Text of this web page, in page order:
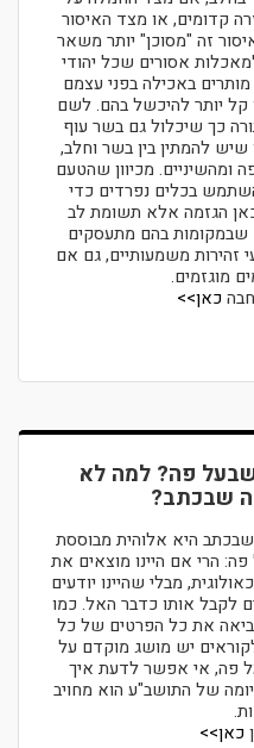
קדומים, או מצד האיסור
זה "מסוכן" יותר משאר
אסורים שכל יהודי
באכילה בפני עצמם
קל יותר להיכשל בהם. לשם
כך שיכלול גם בשר עוף
שיש להמתין בין בשר וחלב,
מכיוון שהטעם
בכלים נפרדים כדי
הגזמה אלא תשומת לב
שבמקומות בהם מתעסקים
זהירות משמעותיים, גם אם
מוגזמים.
כאן>>
פה? למה לא
שבכתב?
היא אלוהית מבוססת
הרי אם היינו מוצאים את
מבלי שהיינו יודעים
לקבל אותו כדבר האל. כמו
את כל הפרטים של כל
יש מושג מוקדם על
פה, אי אפשר לדעת איך
של התושב"ע הוא מחויב
כאן>>